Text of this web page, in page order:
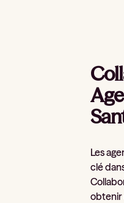
Les
clé
obtenir